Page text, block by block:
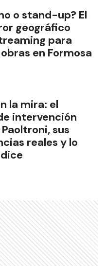
o stand-up? El
geográfico
para
en Formosa
la mira: el
intervención
sus
reales y lo